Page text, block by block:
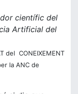
científic del
Artificial del
del CONEIXEMENT
la ANC de